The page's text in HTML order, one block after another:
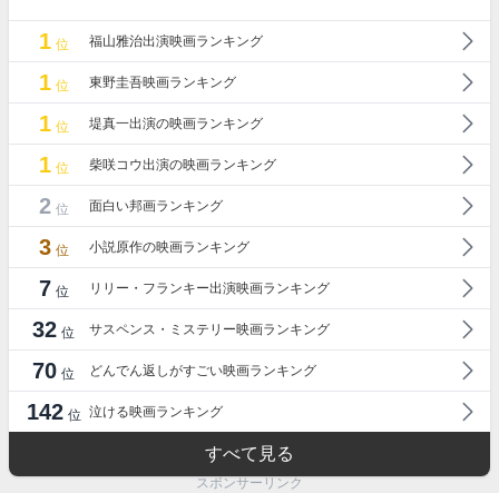
1 位 福山雅治出演映画ランキング
1 位 東野圭吾映画ランキング
1 位 堤真一出演の映画ランキング
1 位 柴咲コウ出演の映画ランキング
2 位 面白い邦画ランキング
3 位 小説原作の映画ランキング
7 位 リリー・フランキー出演映画ランキング
32 位 サスペンス・ミステリー映画ランキング
70 位 どんでん返しがすごい映画ランキング
142 位 泣ける映画ランキング
すべて見る
スポンサーリンク